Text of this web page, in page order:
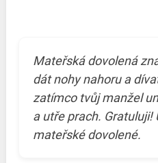
Mateřská dovolená
dát nohy nahoru a
zatímco tvůj manžel
a utře prach. Gratuluji!
mateřské dovolené.